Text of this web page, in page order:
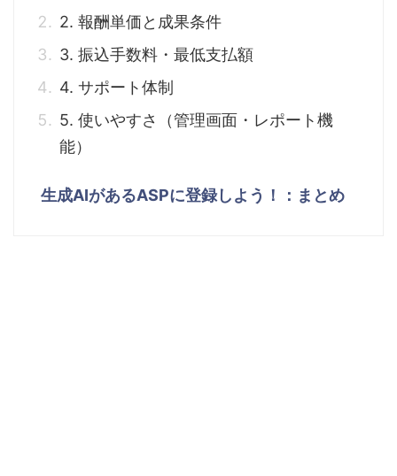
2. 報酬単価と成果条件
3. 振込手数料・最低支払額
4. サポート体制
5. 使いやすさ（管理画面・レポート機
能）
生成AIがあるASPに登録しよう！：まとめ